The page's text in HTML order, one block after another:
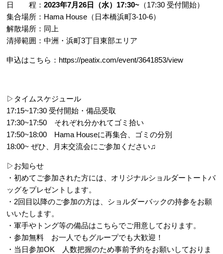
日 程：2023年7月26日（水）17:30~ （17:30 受付開始）
集合場所：Hama House（日本橋浜町3-10-6）
解散場所：同上
清掃範囲：中洲・浜町3丁目東部エリア
申込はこちら： https://peatix.com/event/3641853/view
▷タイムスケジュール
17:15~17:30 受付開始・備品受取
17:30~17:50 それぞれ分かれてゴミ拾い
17:50~18:00 Hama Houseに再集合、ゴミの分別
18:00~ ぜひ、月末交流会にご参加ください♫
▷お知らせ
・初めてご参加された方には、オリジナルショルダートートバ
ッグをプレゼントします。
・2回目以降のご参加の方は、ショルダーバックの持参をお願
いいたします。
・軍手やトング等の備品はこちらでご用意しております。
・参加無料 お一人でもグループでも大歓迎！
・当日参加OK 人数把握のため事前予約をお願いしておりま